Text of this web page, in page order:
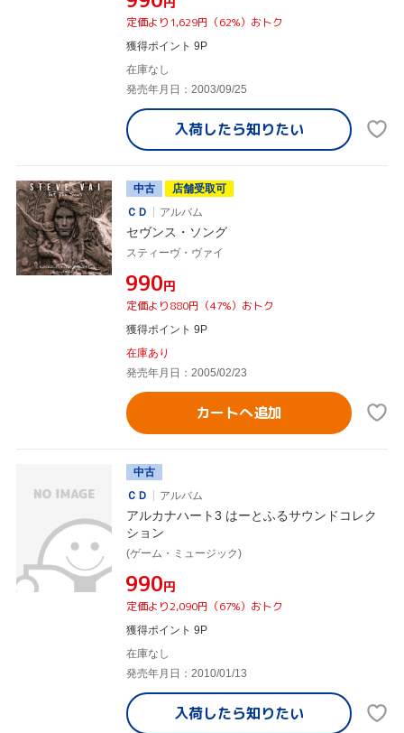
定価より1,629円（62%）おトク
獲得ポイント 9P
在庫なし
発売年月日：2003/09/25
入荷したら知りたい
中古
店舗受取可
ＣＤ
アルバム
セヴンス・ソング
スティーヴ・ヴァイ
¥990円
定価より880円（47%）おトク
獲得ポイント 9P
在庫あり
発売年月日：2005/02/23
カートへ追加
中古
ＣＤ
アルバム
アルカナハート3 はーとふるサウンドコレク
ション
(ゲーム・ミュージック)
¥990円
定価より2,090円（67%）おトク
獲得ポイント 9P
在庫なし
発売年月日：2010/01/13
入荷したら知りたい